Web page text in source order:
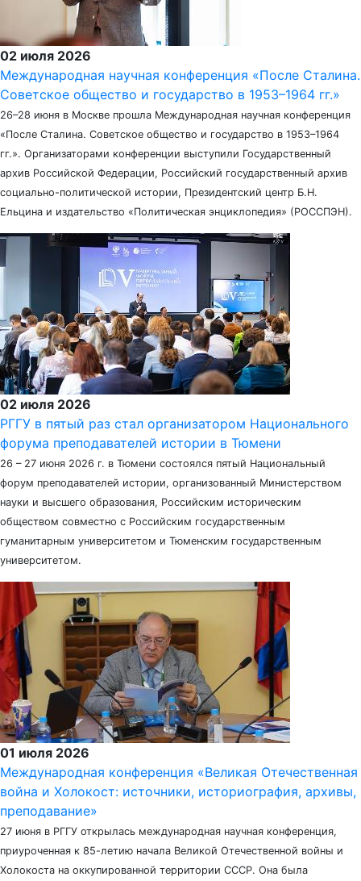
02 июля 2026
Международная научная конференция «После Сталина.
Советское общество и государство в 1953–1964 гг.»
26–28 июня в Москве прошла Международная научная конференция
«После Сталина. Советское общество и государство в 1953–1964
гг.». Организаторами конференции выступили Государственный
архив Российской Федерации, Российский государственный архив
социально-политической истории, Президентский центр Б.Н.
Ельцина и издательство «Политическая энциклопедия» (РОССПЭН).
02 июля 2026
РГГУ в пятый раз стал организатором Национального
форума преподавателей истории в Тюмени
26 – 27 июня 2026 г. в Тюмени состоялся пятый Национальный
форум преподавателей истории, организованный Министерством
науки и высшего образования, Российским историческим
обществом совместно с Российским государственным
гуманитарным университетом и Тюменским государственным
университетом.
01 июля 2026
Международная конференция «Великая Отечественная
война и Холокост: источники, историография, архивы,
преподавание»
27 июня в РГГУ открылась международная научная конференция,
приуроченная к 85-летию начала Великой Отечественной войны и
Холокоста на оккупированной территории СССР. Она была